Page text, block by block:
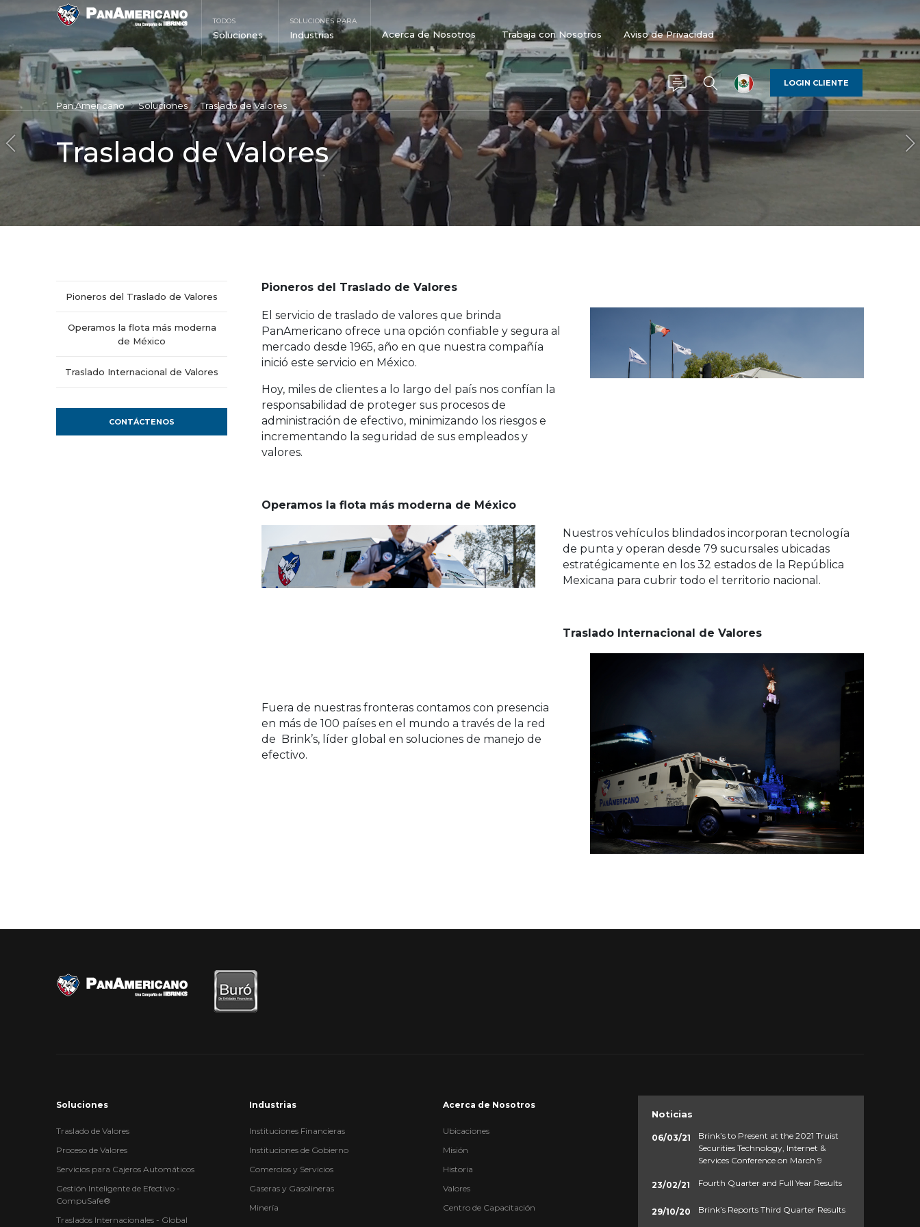
Saltar al contenido principal
TODOS
Soluciones
SOLUCIONES PARA
Industrias Acerca de Nosotros Trabaja con Nosotros Aviso de Privacidad
LOGIN CLIENTE
Pan Americano Soluciones Traslado de Valores
Traslado de Valores
Pioneros del Traslado de Valores
Operamos la flota más moderna
de México
Traslado Internacional de Valores
CONTÁCTENOS
Pioneros del Traslado de Valores
El servicio de traslado de valores que brinda
PanAmericano ofrece una opción confiable y segura al
mercado desde 1965, año en que nuestra compañía
inició este servicio en México.
Hoy, miles de clientes a lo largo del país nos confían la
responsabilidad de proteger sus procesos de
administración de efectivo, minimizando los riesgos e
incrementando la seguridad de sus empleados y
valores.
Operamos la flota más moderna de México
Nuestros vehículos blindados incorporan tecnología
de punta y operan desde 79 sucursales ubicadas
estratégicamente en los 32 estados de la República
Mexicana para cubrir todo el territorio nacional.
Traslado Internacional de Valores
Fuera de nuestras fronteras contamos con presencia
en más de 100 países en el mundo a través de la red
de Brink’s, líder global en soluciones de manejo de
efectivo.
Noticias
06/03/21
Brink’s to Present at the 2021 Truist
Securities Technology, Internet &
Services Conference on March 9
23/02/21 Fourth Quarter and Full Year Results
29/10/20 Brink’s Reports Third Quarter Results
Soluciones
Traslado de Valores
Proceso de Valores
Servicios para Cajeros Automáticos
Gestión Inteligente de Efectivo -
CompuSafe®
Traslados Internacionales - Global
Industrias
Instituciones Financieras
Instituciones de Gobierno
Comercios y Servicios
Gaseras y Gasolineras
Minería
Acerca de Nosotros
Ubicaciones
Misión
Historia
Valores
Centro de Capacitación